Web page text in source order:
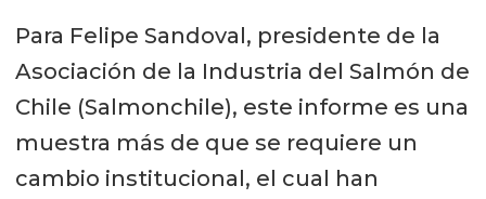
Para Felipe Sandoval, presidente de la
Asociación de la Industria del Salmón de
Chile (Salmonchile), este informe es una
muestra más de que se requiere un
cambio institucional, el cual han